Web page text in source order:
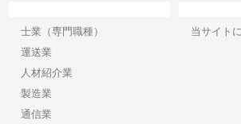
士業（専門職種）
運送業
人材紹介業
製造業
通信業
当サイト